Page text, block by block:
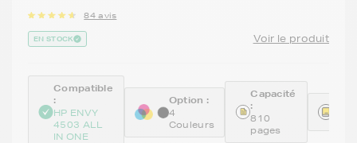
84 avis
EN STOCK Voir le produit
Compatible
:
HP ENVY
4503 ALL
IN ONE
Option :
4
Couleurs
Capacité
:
810
pages